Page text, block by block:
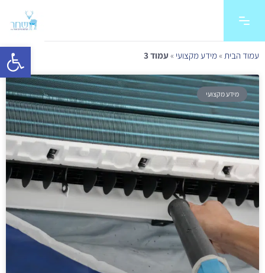
פתח עמוד הבית»מידע מקצועי »עמוד 3
מידע מקצועי